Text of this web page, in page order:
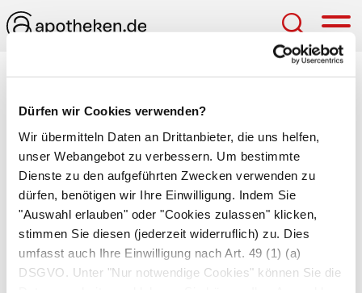
Dürfen wir Cookies verwenden?
Wir übermitteln Daten an Drittanbieter, die uns helfen,
unser Webangebot zu verbessern. Um bestimmte
Dienste zu den aufgeführten Zwecken verwenden zu
dürfen, benötigen wir Ihre Einwilligung. Indem Sie
"Auswahl erlauben" oder "Cookies zulassen" klicken,
stimmen Sie diesen (jederzeit widerruflich) zu. Dies
umfasst auch Ihre Einwilligung nach Art. 49 (1) (a)
DSGVO. Unter "Nur notwendige Cookies" können Sie die
Medizinlexikon
Akute Infektion des Darms mit dem
Influenzavirus.
Umgangssprachliche Bezeichnung für
verschiedene Virusinfektionen des Darms mit
Durchfall, Erbrechen,Fieber,
Abgeschlagenheit und Gliederschmerzen.